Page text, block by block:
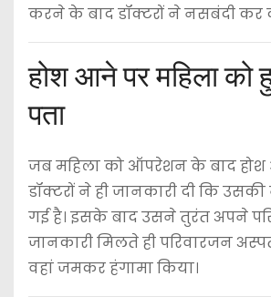
करने के बाद डॉक्टरों ने नसबंदी कर
होश आने पर महिला
पता
जब महिला को ऑपरेशन के बाद होश
डॉक्टरों ने ही जानकारी दी कि
गई है। इसके बाद उसने तुरंत अपने
जानकारी मिलते ही परिवारजन
वहां जमकर हंगामा किया।